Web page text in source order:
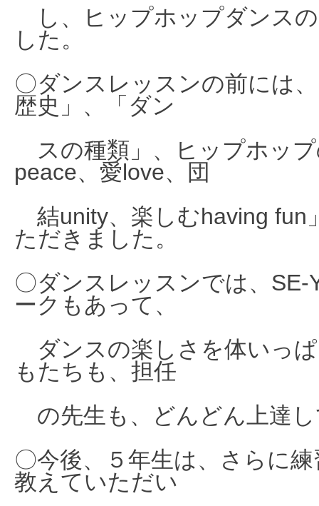
し、ヒップホップダンス
した。
〇ダンスレッスンの前には
歴史」、「ダン
スの種類」、ヒップホッ
peace、愛love、
団
結unity、楽 しむhaving fun
ただき ま した。
〇ダンス レッスンでは、 SE-
ークもあって、
ダンスの楽しさを体いっ
もたちも、担任
の先生 も、どんどん上達
〇今後、５年生は、さらに
教えていただい